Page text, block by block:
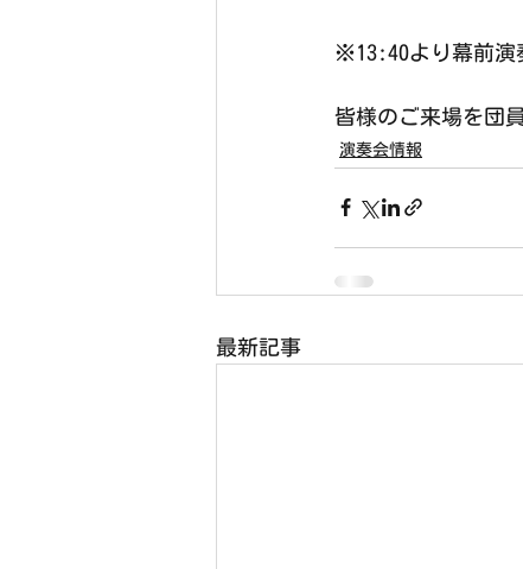
※13:40より幕前演
皆様のご来場を団
演奏会情報
最新記事